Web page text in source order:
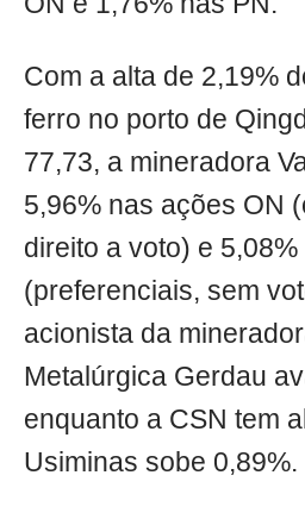
Com a alta de 2,19%
ferro no porto de
77,73, a mineradora
5,96% nas ações ON
direito a voto) e 5,08%
(preferenciais, sem
acionista da
Metalúrgica Gerdau
enquanto a CSN tem
Usiminas sobe 0,89%.